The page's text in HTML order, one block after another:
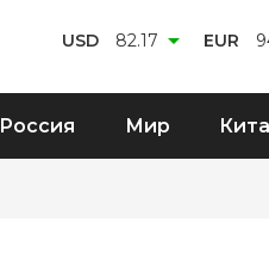
USD 82.17 EUR
Россия Мир